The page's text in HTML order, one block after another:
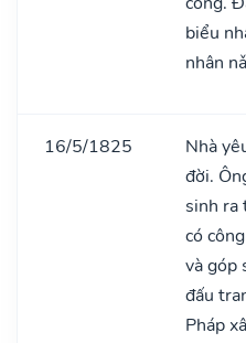
biểu
nhân
16/5/1825
Nhà
đời.
sinh ra
có
và góp
đấu
Pháp